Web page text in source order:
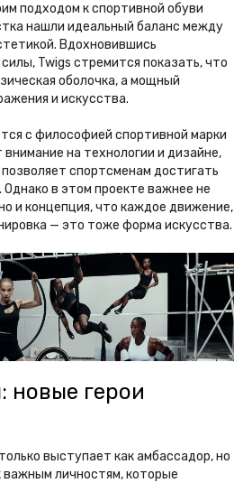
подходом к спортивной обуви
нашли идеальный баланс между
Вдохновившись
Twigs стремится показать, что
оболочка, а мощный
и искусства.
с философией спортивной марки
внимание на технологии и дизайне,
спортсменам достигать
в этом проекте важнее не
и концепция, что каждое движение,
— это тоже форма искусства.
новые герои
выступает как амбассадор, но
важным личностям, которые